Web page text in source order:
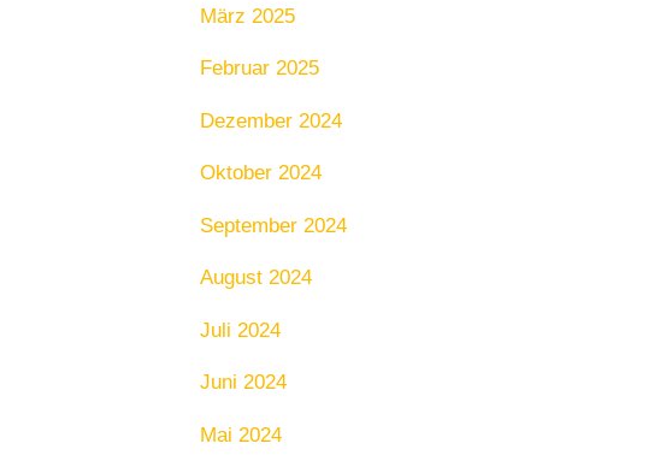
März 2025
Februar 2025
Dezember 2024
Oktober 2024
September 2024
August 2024
Juli 2024
Juni 2024
Mai 2024